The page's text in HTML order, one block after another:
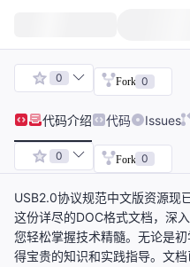
0 Fork 0
代码介绍 代码 Issues
0 Fork 0
USB2.0协议规范中文版资源现
这份详尽的DOC格式文档，深
您轻松掌握技术精髓。无论是
得宝贵的知识和实践指导。文